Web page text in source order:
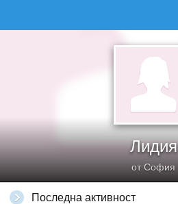
Лидия
от София
Последна активност